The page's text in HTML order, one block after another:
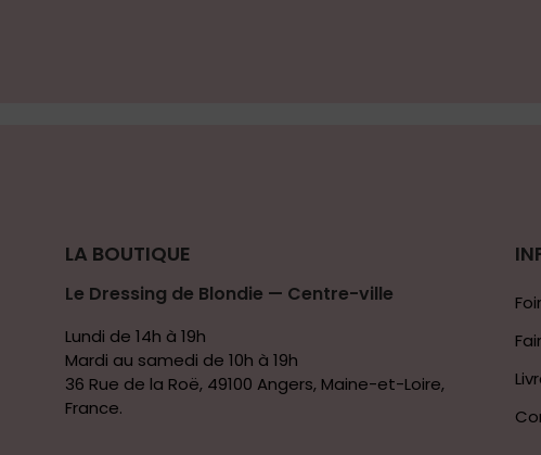
LA BOUTIQUE
Le Dressing de Blondie — Centre-ville
Lundi de 14h à 19h
Mardi au samedi de 10h à 19h
36 Rue de la Roë, 49100 Angers, Maine-et-Loire,
France.